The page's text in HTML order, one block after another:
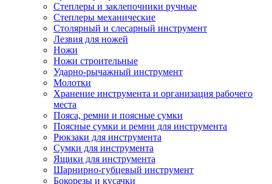
Степлеры и заклепочники ручные
Степлеры механические
Столярный и слесарный инструмент
Лезвия для ножей
Ножи
Ножи строительные
Ударно-рычажный инструмент
Молотки
Хранение инструмента и организация рабочего
места
Пояса, ремни и поясные сумки
Поясные сумки и ремни для инструмента
Рюкзаки для инструмента
Сумки для инструмента
Ящики для инструмента
Шарнирно-губцевый инструмент
Бокорезы и кусачки